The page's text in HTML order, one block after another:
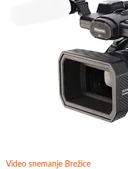
Video snemanje Brežice